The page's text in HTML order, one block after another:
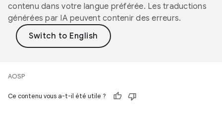
contenu dans votre langue préférée. Les traductions
générées par IA peuvent contenir des erreurs.
AOSP
Ce contenu vous a-t-il été utile ?